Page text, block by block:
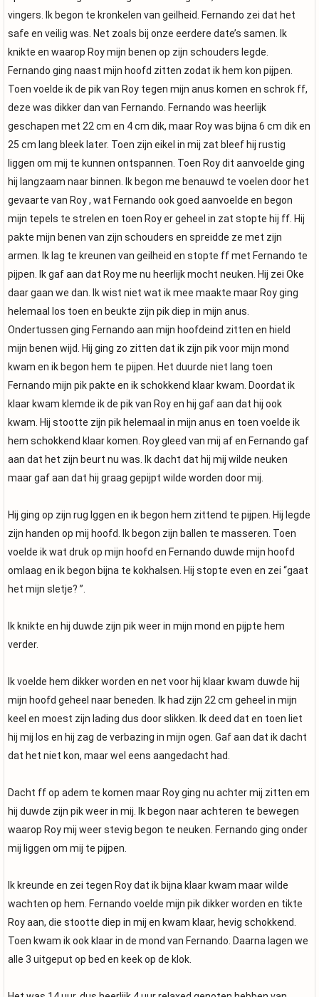
vingers. Ik begon te kronkelen van geilheid. Fernando zei dat het
safe en veilig was. Net zoals bij onze eerdere date’s samen. Ik
knikte en waarop Roy mijn benen op zijn schouders legde.
Fernando ging naast mijn hoofd zitten zodat ik hem kon pijpen.
Toen voelde ik de pik van Roy tegen mijn anus komen en schrok ff,
deze was dikker dan van Fernando. Fernando was heerlijk
geschapen met 22 cm en 4 cm dik, maar Roy was bijna 6 cm dik en
25 cm lang bleek later. Toen zijn eikel in mij zat bleef hij rustig
liggen om mij te kunnen ontspannen. Toen Roy dit aanvoelde ging
hij langzaam naar binnen. Ik begon me benauwd te voelen door het
gevaarte van Roy , wat Fernando ook goed aanvoelde en begon
mijn tepels te strelen en toen Roy er geheel in zat stopte hij ff. Hij
pakte mijn benen van zijn schouders en spreidde ze met zijn
armen. Ik lag te kreunen van geilheid en stopte ff met Fernando te
pijpen. Ik gaf aan dat Roy me nu heerlijk mocht neuken. Hij zei Oke
daar gaan we dan. Ik wist niet wat ik mee maakte maar Roy ging
helemaal los toen en beukte zijn pik diep in mijn anus.
Ondertussen ging Fernando aan mijn hoofdeind zitten en hield
mijn benen wijd. Hij ging zo zitten dat ik zijn pik voor mijn mond
kwam en ik begon hem te pijpen. Het duurde niet lang toen
Fernando mijn pik pakte en ik schokkend klaar kwam. Doordat ik
klaar kwam klemde ik de pik van Roy en hij gaf aan dat hij ook
kwam. Hij stootte zijn pik helemaal in mijn anus en toen voelde ik
hem schokkend klaar komen. Roy gleed van mij af en Fernando gaf
aan dat het zijn beurt nu was. Ik dacht dat hij mij wilde neuken
maar gaf aan dat hij graag gepijpt wilde worden door mij.
Hij ging op zijn rug lggen en ik begon hem zittend te pijpen. Hij legde
zijn handen op mij hoofd. Ik begon zijn ballen te masseren. Toen
voelde ik wat druk op mijn hoofd en Fernando duwde mijn hoofd
omlaag en ik begon bijna te kokhalsen. Hij stopte even en zei “gaat
het mijn sletje? ”.
Ik knikte en hij duwde zijn pik weer in mijn mond en pijpte hem
verder.
Ik voelde hem dikker worden en net voor hij klaar kwam duwde hij
mijn hoofd geheel naar beneden. Ik had zijn 22 cm geheel in mijn
keel en moest zijn lading dus door slikken. Ik deed dat en toen liet
hij mij los en hij zag de verbazing in mijn ogen. Gaf aan dat ik dacht
dat het niet kon, maar wel eens aangedacht had.
Dacht ff op adem te komen maar Roy ging nu achter mij zitten em
hij duwde zijn pik weer in mij. Ik begon naar achteren te bewegen
waarop Roy mij weer stevig begon te neuken. Fernando ging onder
mij liggen om mij te pijpen.
Ik kreunde en zei tegen Roy dat ik bijna klaar kwam maar wilde
wachten op hem. Fernando voelde mijn pik dikker worden en tikte
Roy aan, die stootte diep in mij en kwam klaar, hevig schokkend.
Toen kwam ik ook klaar in de mond van Fernando. Daarna lagen we
alle 3 uitgeput op bed en keek op de klok.